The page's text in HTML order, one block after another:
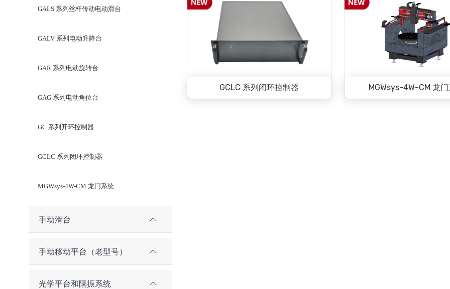
GALS 系列丝杆传动电动滑台
GALV 系列电动升降台
GAR 系列电动旋转台
GAG 系列电动角位台
GC 系列开环控制器
GCLC 系列闭环控制器
MGWsys-4W-CM 龙门系统
手动滑台
手动移动平台（老型号）
光学平台和隔振系统
GCLC 系列闭环控制器 MGWsys-4W-CM 龙